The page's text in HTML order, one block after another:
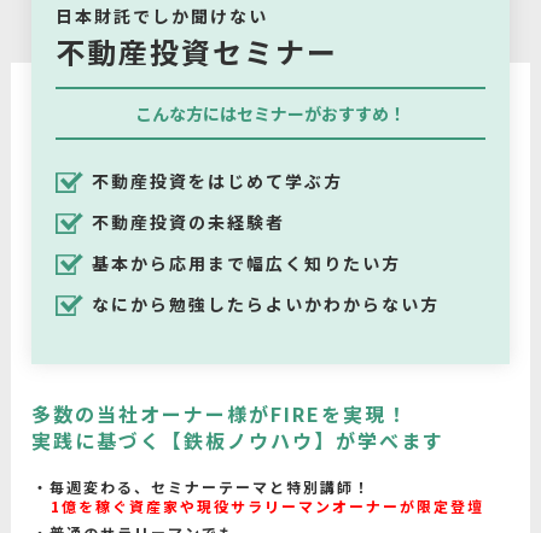
日本財託でしか聞けない
不動産投資セミナー
こんな方にはセミナーがおすすめ！
不動産投資をはじめて学ぶ方
不動産投資の未経験者
基本から応用まで幅広く知りたい方
なにから勉強したらよいかわからない方
多数の当社オーナー様がFIREを実現！
実践に基づく【鉄板ノウハウ】が学べます
毎週変わる、セミナーテーマと特別講師！
1億を稼ぐ資産家や現役サラリーマンオーナーが限定登壇